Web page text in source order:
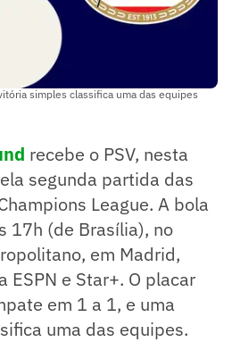
simples classifica uma das equipes
recebe o PSV, nesta
segunda partida das
League. A bola
17h (de Brasília), no
em Madrid,
ESPN e Star+. O placar
em 1 a 1, e uma
uma das equipes.